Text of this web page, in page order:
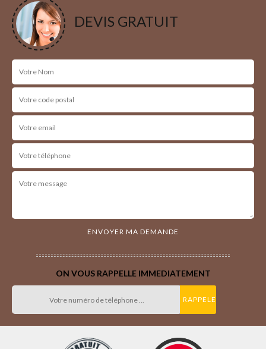
DEVIS GRATUIT
ON VOUS RAPPELLE IMMEDIATEMENT